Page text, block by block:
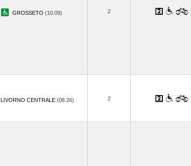
GROSSETO (10.09) 2
LIVORNO CENTRALE (08.26) 2